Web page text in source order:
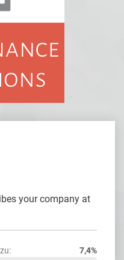
your company at
7,4%